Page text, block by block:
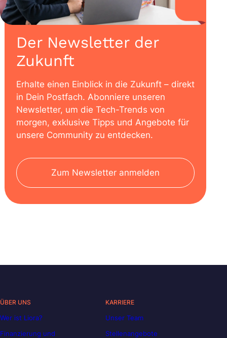
Der Newsletter der
Zukunft
Erhalte einen Einblick in die Zukunft – direkt
in Dein Postfach. Abonniere unseren
Newsletter, um die Tech-Trends von
morgen, exklusive Tipps und Angebote für
unsere Community zu entdecken.
Zum Newsletter anmelden
ÜBER UNS
Wer ist Liora?
Finanzierung und
KARRIERE
Unser Team
Stellenangebote